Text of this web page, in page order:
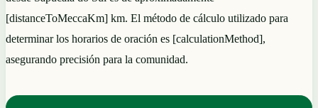
[distanceToMeccaKm] km. El método de cálculo utilizado para
determinar los horarios de oración es [calculationMethod],
asegurando precisión para la comunidad.